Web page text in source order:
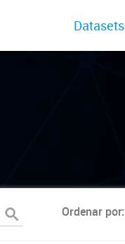
Datasets
Ordenar por